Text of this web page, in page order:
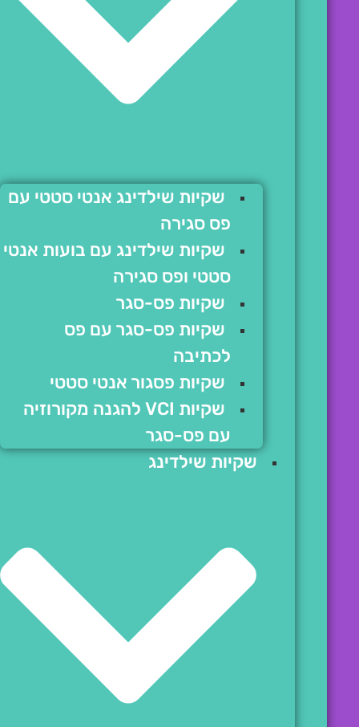
שקיות שילדינג אנטי סטטי עם
פס סגירה
שקיות שילדינג עם בועות אנטי
סטטי ופס סגירה
שקיות פס-סגר
שקיות פס-סגר עם פס
לכתיבה
שקיות פסגור אנטי סטטי
שקיות VCI להגנה מקורוזיה
עם פס-סגר
שקיות שילדינג